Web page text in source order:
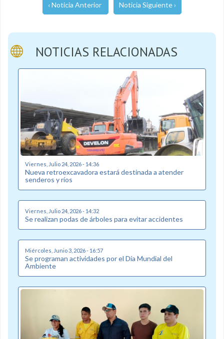
‹ Noticia Anterior Noticia Siguiente ›
NOTICIAS RELACIONADAS
Viernes, Julio 24, 2026 - 14:36
Nueva retroexcavadora estará destinada a atender
senderos y ríos
Viernes, Julio 24, 2026 - 14:32
Se realizan podas de árboles para evitar accidentes
Miércoles, Junio 3, 2026 - 16:57
Se programan actividades por el Día Mundial del
Ambiente